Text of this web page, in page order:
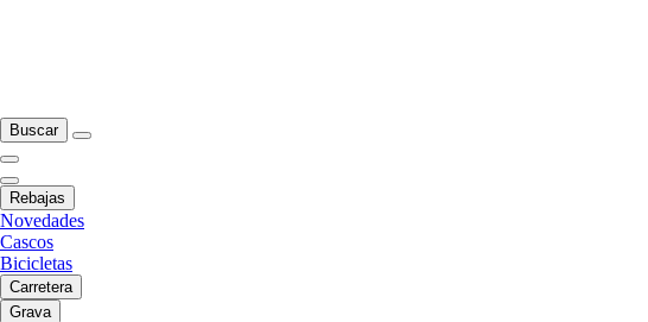
Buscar
Rebajas
Novedades
Cascos
Bicicletas
Carretera
Grava